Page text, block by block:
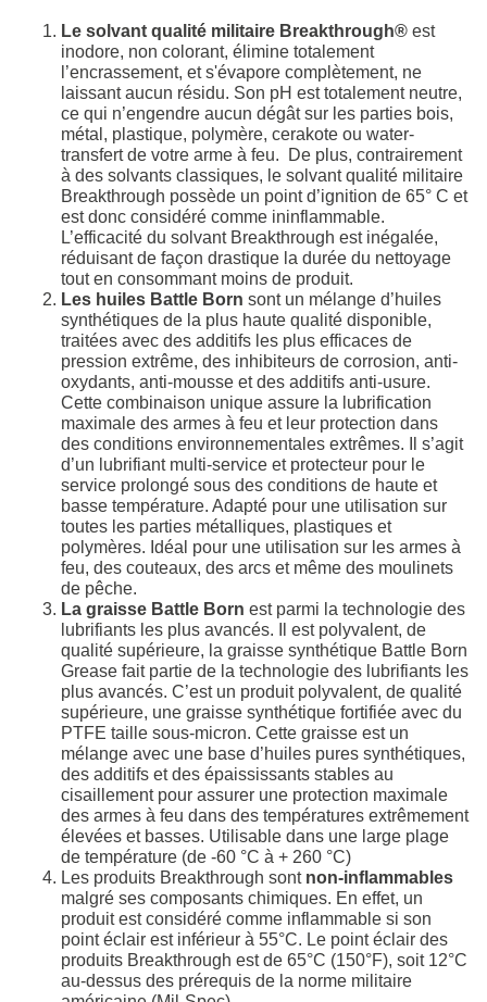
Le solvant qualité militaire Breakthrough® est
inodore, non colorant, élimine totalement
l’encrassement, et s'évapore complètement, ne
laissant aucun résidu. Son pH est totalement neutre,
ce qui n’engendre aucun dégât sur les parties bois,
métal, plastique, polymère, cerakote ou water-
transfert de votre arme à feu. De plus, contrairement
à des solvants classiques, le solvant qualité militaire
Breakthrough possède un point d’ignition de 65° C et
est donc considéré comme ininflammable.
L’efficacité du solvant Breakthrough est inégalée,
réduisant de façon drastique la durée du nettoyage
tout en consommant moins de produit.
Les huiles Battle Born sont un mélange d’huiles
synthétiques de la plus haute qualité disponible,
traitées avec des additifs les plus efficaces de
pression extrême, des inhibiteurs de corrosion, anti-
oxydants, anti-mousse et des additifs anti-usure.
Cette combinaison unique assure la lubrification
maximale des armes à feu et leur protection dans
des conditions environnementales extrêmes. Il s’agit
d’un lubrifiant multi-service et protecteur pour le
service prolongé sous des conditions de haute et
basse température. Adapté pour une utilisation sur
toutes les parties métalliques, plastiques et
polymères. Idéal pour une utilisation sur les armes à
feu, des couteaux, des arcs et même des moulinets
de pêche.
La graisse Battle Born est parmi la technologie des
lubrifiants les plus avancés. Il est polyvalent, de
qualité supérieure, la graisse synthétique Battle Born
Grease fait partie de la technologie des lubrifiants les
plus avancés. C’est un produit polyvalent, de qualité
supérieure, une graisse synthétique fortifiée avec du
PTFE taille sous-micron. Cette graisse est un
mélange avec une base d’huiles pures synthétiques,
des additifs et des épaississants stables au
cisaillement pour assurer une protection maximale
des armes à feu dans des températures extrêmement
élevées et basses. Utilisable dans une large plage
de température (de -60 °C à + 260 °C)
Les produits Breakthrough sont non-inflammables
malgré ses composants chimiques. En effet, un
produit est considéré comme inflammable si son
point éclair est inférieur à 55°C. Le point éclair des
produits Breakthrough est de 65°C (150°F), soit 12°C
au-dessus des prérequis de la norme militaire